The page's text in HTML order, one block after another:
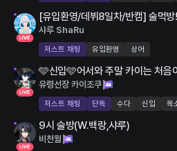
19세 연령 제한
LIVE 4명
[유입환영/데뷔8일차/반캠] 술먹
샤루 ShaRu
저스트 채팅 유입환영 상어
LIVE 15명
🩵신입🩵어서와 주말 카이는 처음
유령선장 카이조쿠
저스트 채팅 단독 수다 신입 목
LIVE 5명
9시 술방(W.백랑,샤루)
비천월